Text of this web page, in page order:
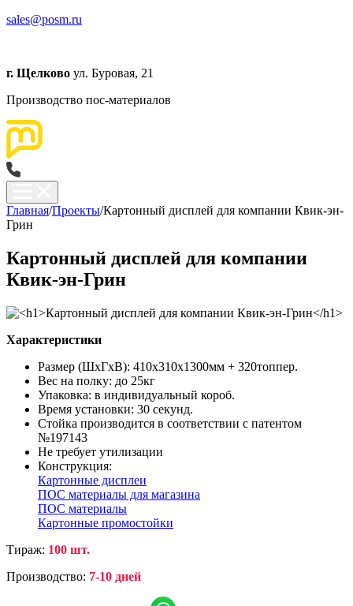
sales@posm.ru
г. Щелково ул. Буровая, 21
Производство пос-материалов
Главная/Проекты/Картонный дисплей для компании Квик-эн-
Грин
Картонный дисплей для компании
Квик-эн-Грин
Характеристики
Размер (ШхГхВ): 410х310х1300мм + 320топпер.
Вес на полку: до 25кг
Упаковка: в индивидуальный короб.
Время установки: 30 секунд.
Стойка производится в соответствии с патентом
№197143
Не требует утилизации
Конструкция:
Картонные дисплеи
ПОС материалы для магазина
ПОС материалы
Картонные промостойки
Тираж: 100 шт.
Производство: 7-10 дней